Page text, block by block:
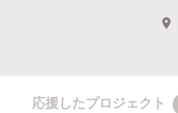
応援したプロジェクト